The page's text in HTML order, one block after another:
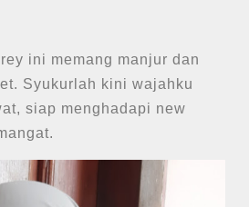
ini memang manjur dan
Syukurlah kini wajahku
siap menghadapi new